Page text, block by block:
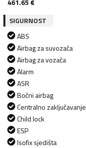
461.65 €
SIGURNOST
ABS
Airbag za suvozača
Airbag za vozača
Alarm
ASR
Bočni airbag
Centralno zaključavanje
Child lock
ESP
Isofix sjedišta